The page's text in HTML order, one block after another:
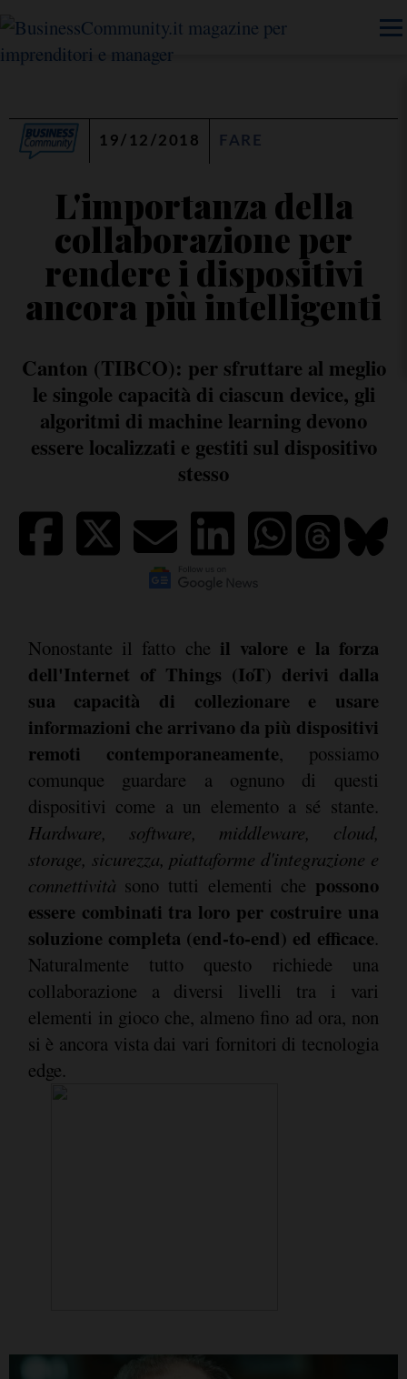
19/12/2018 FARE
L'importanza della
collaborazione per
rendere i dispositivi
ancora più intelligenti
Canton (TIBCO): per sfruttare al meglio
le singole capacità di ciascun device, gli
algoritmi di machine learning devono
essere localizzati e gestiti sul dispositivo
stesso
Nonostante il fatto che il valore e la forza
dell'Internet of Things (IoT) derivi dalla
sua capacità di collezionare e usare
informazioni che arrivano da più dispositivi
remoti contemporaneamente, possiamo
comunque guardare a ognuno di questi
dispositivi come a un elemento a sé stante.
Hardware, software, middleware, cloud,
storage, sicurezza, piattaforme d'integrazione e
connettività sono tutti elementi che possono
essere combinati tra loro per costruire una
soluzione completa (end-to-end) ed efficace.
Naturalmente tutto questo richiede una
collaborazione a diversi livelli tra i vari
elementi in gioco che, almeno fino ad ora, non
si è ancora vista dai vari fornitori di tecnologia
edge.